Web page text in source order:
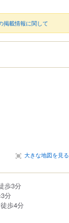
掲載情報に関して
大きな地図を見る
歩3分
分
歩4分